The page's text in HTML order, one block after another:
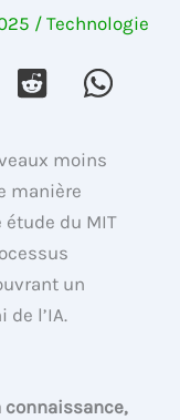
/Technologie
moins
manière
étude du MIT
un
l’IA.
connaissance,